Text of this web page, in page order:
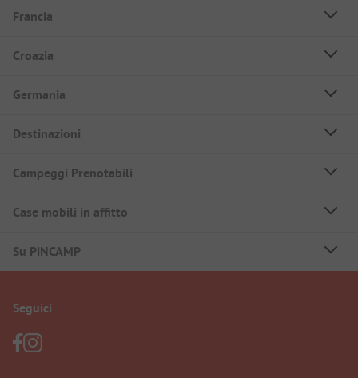
Francia
Croazia
Germania
Destinazioni
Campeggi Prenotabili
Case mobili in affitto
Su PiNCAMP
Seguici